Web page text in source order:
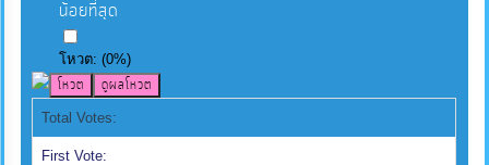
น้อยที่สุด
โหวต:(0%)
Total Votes:
First Vote: